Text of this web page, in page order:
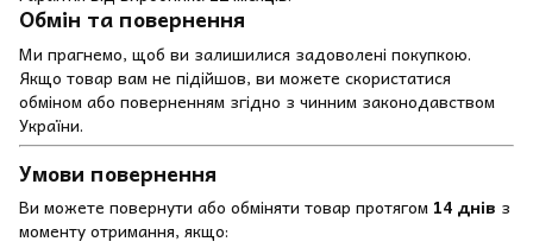
Обмін та повернення
Ми прагнемо, щоб ви залишилися задоволені покупкою.
Якщо товар вам не підійшов, ви можете скористатися
обміном або поверненням згідно з чинним законодавством
України.
Умови повернення
Ви можете повернути або обміняти товар протягом 14 днів з
моменту отримання, якщо: